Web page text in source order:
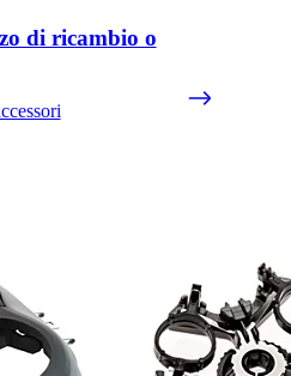
di ricambio o